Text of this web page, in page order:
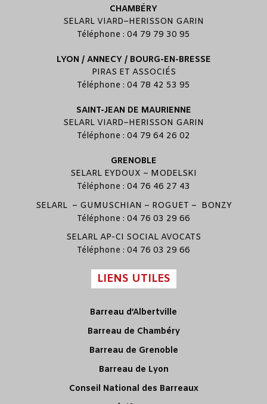
CHAMBÉRY
SELARL VIARD–HERISSON GARIN
Téléphone : 04 79 79 30 95
LYON / ANNECY / BOURG-EN-BRESSE
PIRAS ET ASSOCIÉS
Téléphone : 04 78 42 53 95
SAINT-JEAN DE MAURIENNE
SELARL VIARD–HERISSON GARIN
Téléphone : 04 79 64 26 02
GRENOBLE
SELARL EYDOUX – MODELSKI
Téléphone : 04 76 46 27 43
SELARL – GUMUSCHIAN – ROGUET – BONZY
Téléphone : 04 76 03 29 66
SELARL AP-CI SOCIAL AVOCATS
Téléphone : 04 76 03 29 66
LIENS UTILES
Barreau d’Albertville
Barreau de Chambéry
Barreau de Grenoble
Barreau de Lyon
Conseil National des Barreaux